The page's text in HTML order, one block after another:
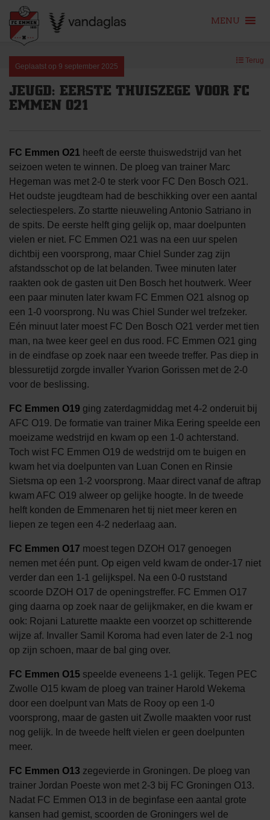
content
MENU
Geplaatst op 9 september 2025
Terug
JEUGD: EERSTE THUISZEGE VOOR FC
EMMEN O21
FC Emmen O21 heeft de eerste thuiswedstrijd van het
seizoen weten te winnen. De ploeg van trainer Marc
Hegeman was met 2-0 te sterk voor FC Den Bosch O21.
Het oudste jeugdteam had de beschikking over een aantal
selectiespelers. Zo startte nieuweling Antonio Satriano in
de spits. De eerste helft ging gelijk op, maar doelpunten
vielen er niet. FC Emmen O21 was na een uur spelen
dichtbij een voorsprong, maar Chiel Sunder zag zijn
afstandsschot op de lat belanden. Twee minuten later
raakten ook de gasten uit Den Bosch het houtwerk. Weer
een paar minuten later kwam FC Emmen O21 alsnog op
een 1-0 voorsprong. Nu was Chiel Sunder wel trefzeker.
Eén minuut later moest FC Den Bosch O21 verder met tien
man, na twee keer geel en dus rood. FC Emmen O21 ging
in de eindfase op zoek naar een tweede treffer. Pas diep in
blessuretijd zorgde invaller Yvarion Gorissen met de 2-0
voor de beslissing.
FC Emmen O19 ging zaterdagmiddag met 4-2 onderuit bij
AFC O19. De formatie van trainer Mika Eering speelde een
moeizame wedstrijd en kwam op een 1-0 achterstand.
Toch wist FC Emmen O19 de wedstrijd om te buigen en
kwam het via doelpunten van Luan Conen en Rinsie
Sietsma op een 1-2 voorsprong. Maar direct vanaf de aftrap
kwam AFC O19 alweer op gelijke hoogte. In de tweede
helft konden de Emmenaren het tij niet meer keren en
liepen ze tegen een 4-2 nederlaag aan.
FC Emmen O17 moest tegen DZOH O17 genoegen
nemen met één punt. Op eigen veld kwam de onder-17 niet
verder dan een 1-1 gelijkspel. Na een 0-0 ruststand
scoorde DZOH O17 de openingstreffer. FC Emmen O17
ging daarna op zoek naar de gelijkmaker, en die kwam er
ook: Rojani Laturette maakte een voorzet op schitterende
wijze af. Invaller Samil Koroma had even later de 2-1 nog
op zijn schoen, maar de bal ging over.
FC Emmen O15 speelde eveneens 1-1 gelijk. Tegen PEC
Zwolle O15 kwam de ploeg van trainer Harold Wekema
door een doelpunt van Mats de Rooy op een 1-0
voorsprong, maar de gasten uit Zwolle maakten voor rust
nog gelijk. In de tweede helft vielen er geen doelpunten
meer.
FC Emmen O13 zegevierde in Groningen. De ploeg van
trainer Jordan Poeste won met 2-3 bij FC Groningen O13.
Nadat FC Emmen O13 in de beginfase een aantal grote
kansen had gemist, scoorden de Groningers wel de